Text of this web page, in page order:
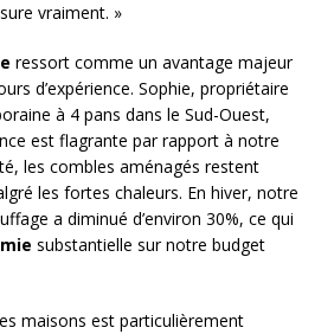
vraiment. »
ressort comme un avantage majeur
d’expérience. Sophie, propriétaire
à 4 pans dans le Sud-Ouest,
est flagrante par rapport à notre
les combles aménagés restent
les fortes chaleurs. En hiver, notre
a diminué d’environ 30%, ce qui
substantielle sur notre budget
maisons est particulièrement